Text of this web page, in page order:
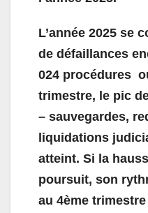
L’année 2025 se
de défaillances
024 procédures
trimestre, le pic
– sauvegardes,
liquidations
atteint. Si la
poursuit, son
au 4ème